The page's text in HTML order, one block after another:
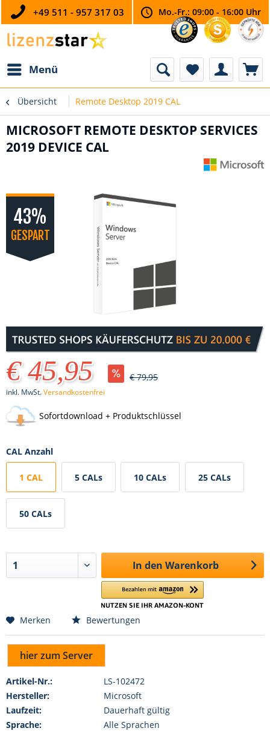
+49 511 - 957 317 03 Mo.-Fr.: 09:00 - 16:00 Uhr
Menü
Übersicht Remote Desktop 2019 CAL
MICROSOFT REMOTE DESKTOP SERVICES
2019 DEVICE CAL
43%
GESPART
€ 45,95 € 79,95
inkl. MwSt.Versandkostenfrei
Sofortdownload + Produktschlüssel
CAL Anzahl
1 CAL 5 CALs 10 CALs 25 CALs
50 CALs
In den Warenkorb
Merken Bewertungen
hier zum Server
Artikel-Nr.:
LS-102472
Hersteller:
Microsoft
Laufzeit:
Dauerhaft gültig
Sprache:
Alle Sprachen